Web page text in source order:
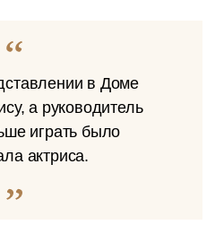
в Доме
а руководитель
играть было
актриса.